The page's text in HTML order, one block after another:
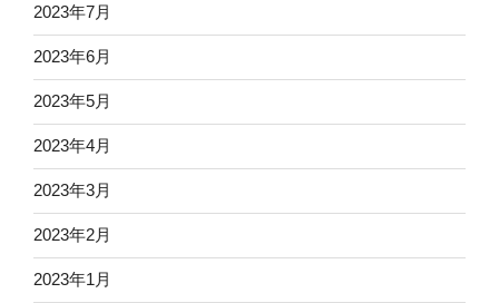
2023年7月
2023年6月
2023年5月
2023年4月
2023年3月
2023年2月
2023年1月